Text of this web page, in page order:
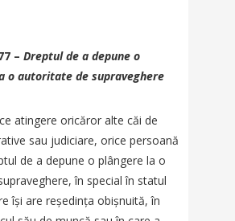
–Dreptul de a depune o
o autoritate de supraveghere
atingere oricăror alte căi de
sau judiciare, orice persoană
de a depune o plângere la o
în special în statul
își are reședința obișnuită, în